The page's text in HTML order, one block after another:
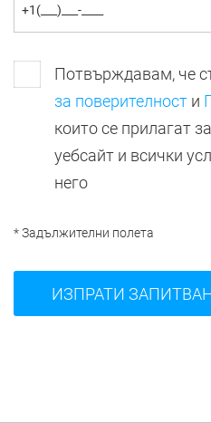
Потвърждавам, че
за поверителност и
които се прилагат
уебсайт и всички
него
* Задължителни полета